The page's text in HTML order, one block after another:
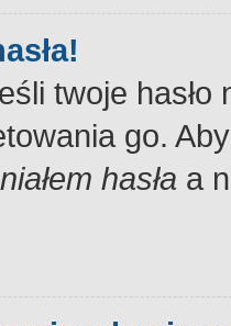
twoje
go.
hasła a